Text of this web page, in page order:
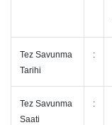
Tez Savunma
Tarihi
:
Tez Savunma
Saati
: